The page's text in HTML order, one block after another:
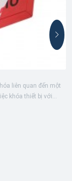
liên quan đến một
khóa thiết bị với...